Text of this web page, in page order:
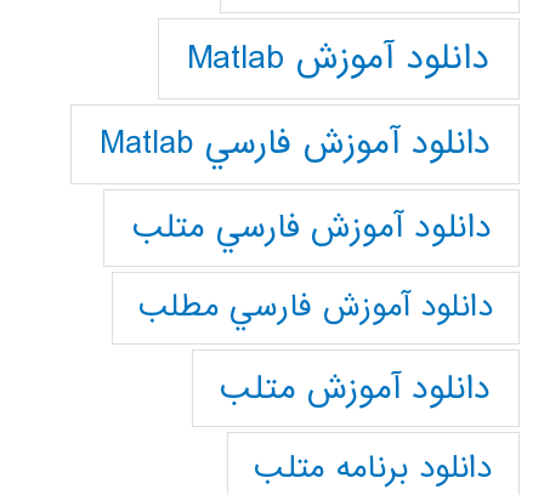
دانلود آموزش Matlab
دانلود آموزش فارسي Matlab
دانلود آموزش فارسي متلب
دانلود آموزش فارسي مطلب
دانلود آموزش متلب
دانلود برنامه متلب